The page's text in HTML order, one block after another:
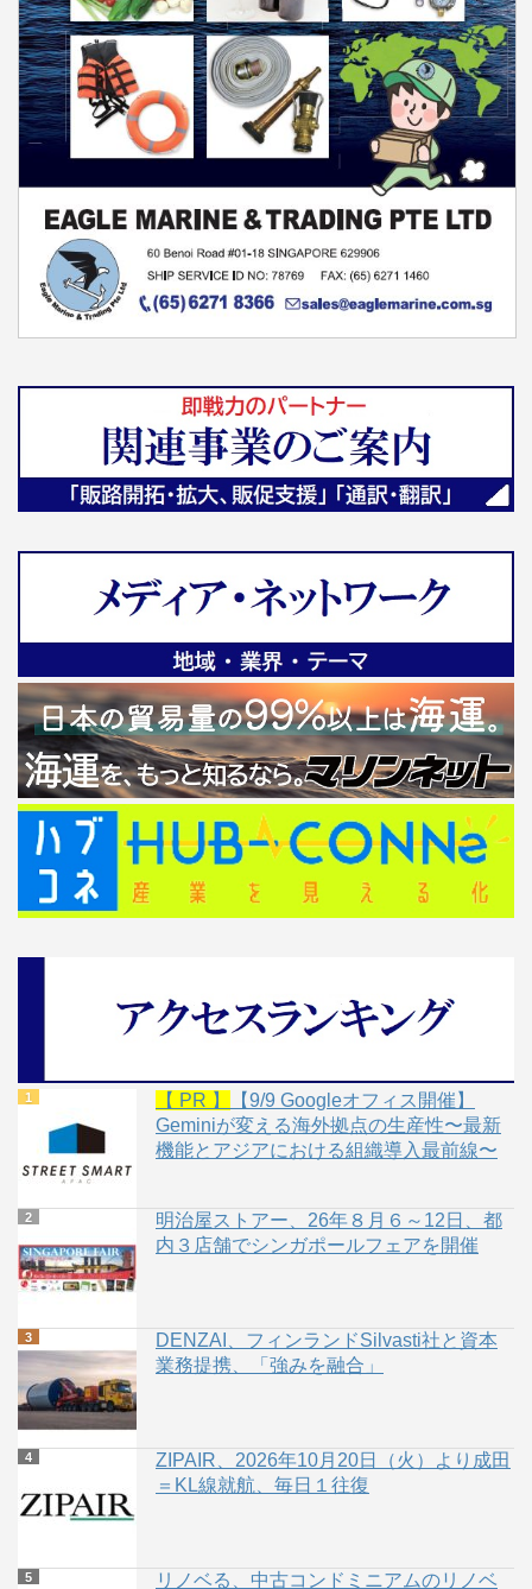
【 PR 】
【9/9 Googleオフィス開催】
Geminiが変える海外拠点の生産性〜最新
機能とアジアにおける組織導入最前線〜
明治屋ストアー、26年８月６～12日、都
内３店舗でシンガポールフェアを開催
DENZAI、フィンランドSilvasti社と資本
業務提携、「強みを融合」
ZIPAIR、2026年10月20日（火）より成田
＝KL線就航、毎日１往復
リノベる、中古コンドミニアムのリノベ